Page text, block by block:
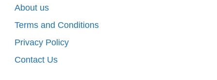
About us
Terms and Conditions
Privacy Policy
Contact Us